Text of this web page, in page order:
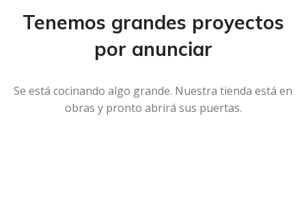
Tenemos grandes proyectos
por anunciar
Se está cocinando algo grande. Nuestra tienda está en
obras y pronto abrirá sus puertas.